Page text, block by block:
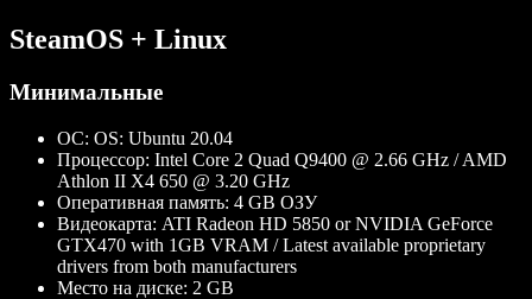
SteamOS + Linux
Минимальные
ОС: OS: Ubuntu 20.04
Процессор: Intel Core 2 Quad Q9400 @ 2.66 GHz / AMD
Athlon II X4 650 @ 3.20 GHz
Оперативная память: 4 GB ОЗУ
Видеокарта: ATI Radeon HD 5850 or NVIDIA GeForce
GTX470 with 1GB VRAM / Latest available proprietary
drivers from both manufacturers
Место на диске: 2 GB